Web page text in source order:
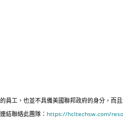
員工，也並不具備美國聯邦政府的身分，而
結聯絡此團隊：https://hcltechsw.com/